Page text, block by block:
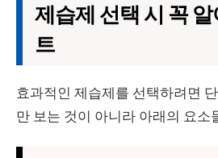
제습제 선택 시 꼭
트
효과적인 제습제를 선택하려면
만 보는 것이 아니라 아래의 요소